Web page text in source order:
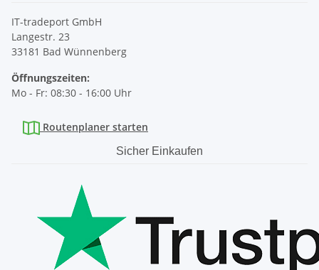
IT-tradeport GmbH
Langestr. 23
33181 Bad Wünnenberg
Öffnungszeiten:
Mo - Fr: 08:30 - 16:00 Uhr
Routenplaner starten
Sicher Einkaufen